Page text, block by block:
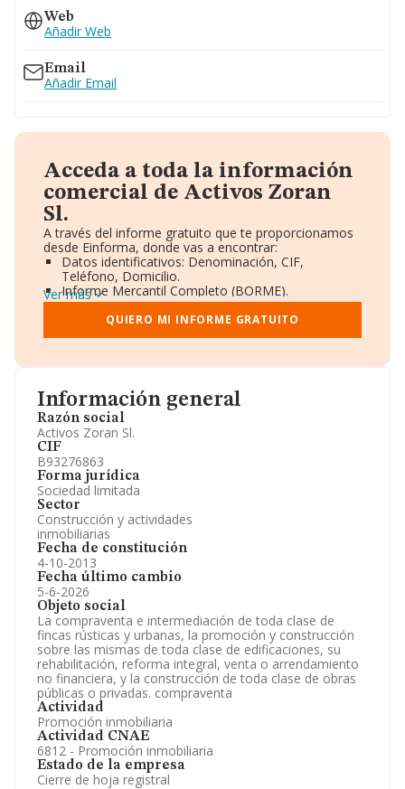
Información general
Razón social
Activos Zoran Sl.
CIF
B93276863
Forma jurídica
Sociedad limitada
Sector
Construcción y actividades
inmobiliarias
Fecha de constitución
4-10-2013
Fecha último cambio
5-6-2026
Objeto social
La compraventa e intermediación de toda clase de
fincas rústicas y urbanas, la promoción y construcción
sobre las mismas de toda clase de edificaciones, su
rehabilitación, reforma integral, venta o arrendamiento
no financiera, y la construcción de toda clase de obras
públicas o privadas. compraventa
Actividad
Promoción inmobiliaria
Actividad CNAE
6812 - Promoción inmobiliaria
Estado de la empresa
Cierre de hoja registral
Web
Añadir Web
Email
Añadir Email
Acceda a toda la información
comercial de Activos Zoran
Sl.
A través del informe gratuito que te proporcionamos
desde Einforma, donde vas a encontrar:
Datos identificativos: Denominación, CIF,
Teléfono, Domicilio.
Informe Mercantil Completo (BORME).
Gráficos de Evolución Ventas y Empleados.
Consejo de Administración y Administradores.
Directivos y Ejecutivos.
Información oficial y registral complementaria.
Ver más
QUIERO MI INFORME GRATUITO